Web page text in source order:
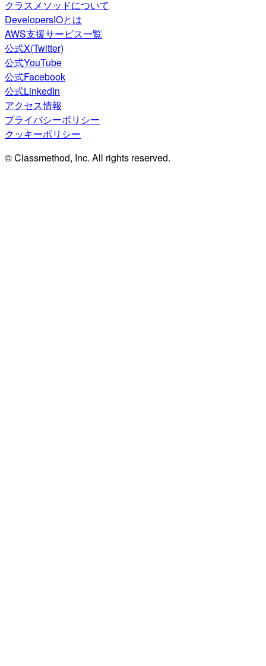
クラスメソッドについて
DevelopersIOとは
AWS支援サービス一覧
公式X(Twitter)
公式YouTube
公式Facebook
公式LinkedIn
アクセス情報
プライバシーポリシー
クッキーポリシー
© Classmethod, Inc. All rights reserved.